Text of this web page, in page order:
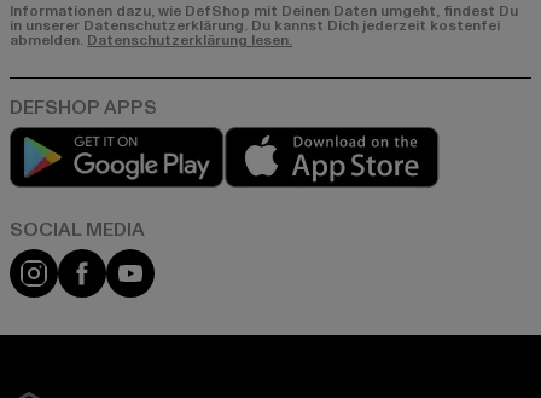
Informationen dazu, wie DefShop mit Deinen Daten umgeht, findest Du
in unserer Datenschutzerklärung. Du kannst Dich jederzeit kostenfei
abmelden. Datenschutzerklärung lesen.
Play market
Instagram
FacebookYouTube